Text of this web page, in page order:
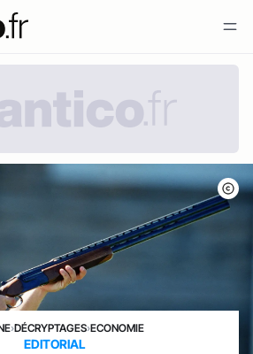
›DÉCRYPTAGES›ECONOMIE
EDITORIAL